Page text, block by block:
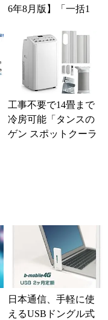
6年8月版】「一括1
得なiPhone／...
工事不要で14畳まで
冷房可能「タンスの
ゲン スポットクーラ
日本通信、手軽に使
えるUSBドングル式